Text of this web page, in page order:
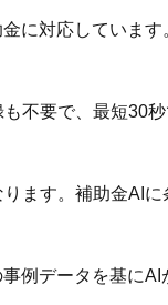
に対応していま
不要で、最短30秒
ます。補助金AI
例データを基に